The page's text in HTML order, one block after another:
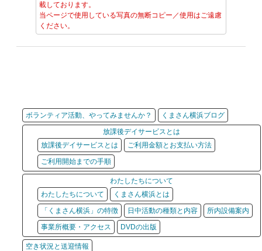
載しております。
当ページで使用している写真の無断コピー／使用はご遠慮
ください。
ボランティア活動、やってみませんか？
くまさん横浜ブログ
放課後デイサービスとは
放課後デイサービスとは
ご利用金額とお支払い方法
ご利用開始までの手順
わたしたちについて
わたしたちについて
くまさん横浜とは
「くまさん横浜」の特徴
日中活動の種類と内容
所内設備案内
事業所概要・アクセス
DVDの出版
空き状況と送迎情報